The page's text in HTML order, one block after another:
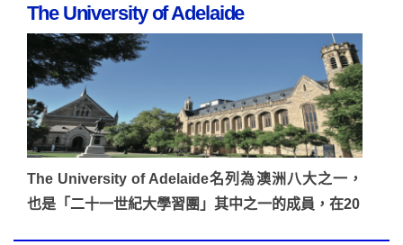
The University of Adelaide
The University of Adelaide名列為澳洲八大之一，
也是「二十一世紀大學習團」其中之一的成員，在20